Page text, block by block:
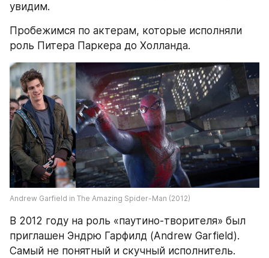
увидим.
Пробежимся по актерам, которые исполняли
роль Питера Паркера до Холланда.
Andrew Garfield in The Amazing Spider-Man (2012)
В 2012 году на роль «паутино-творителя» был
приглашен Эндрю Гарфилд (Andrew Garfield).
Самый не понятный и скучный исполнитель.